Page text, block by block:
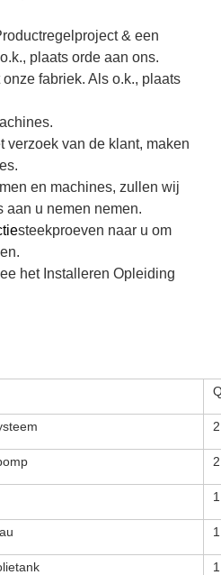
& een
plaats orde aan ons.
fabriek. Als o.k., plaats
verzoek van de klant, maken
en machines, zullen wij
aan u nemen nemen.
steekproeven naar u om
het Installeren Opleiding